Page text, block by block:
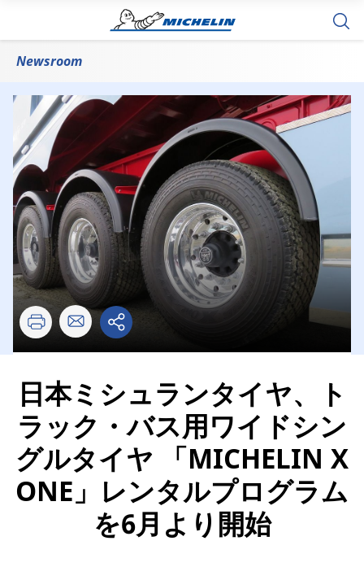
Newsroom
日本ミシュランタイヤ、ト
ラック・バス用ワイドシン
グルタイヤ 「MICHELIN X
ONE」レンタルプログラム
を6月より開始